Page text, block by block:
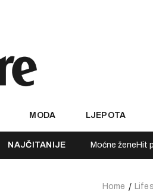
MODA LJEPOTA
NAJČITANIJE Moćne žene Hit
Home